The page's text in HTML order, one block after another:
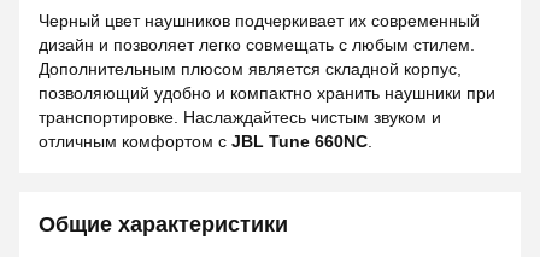
Черный цвет наушников подчеркивает их современный
дизайн и позволяет легко совмещать с любым стилем.
Дополнительным плюсом является складной корпус,
позволяющий удобно и компактно хранить наушники при
транспортировке. Наслаждайтесь чистым звуком и
отличным комфортом с JBL Tune 660NC
Общие характеристики